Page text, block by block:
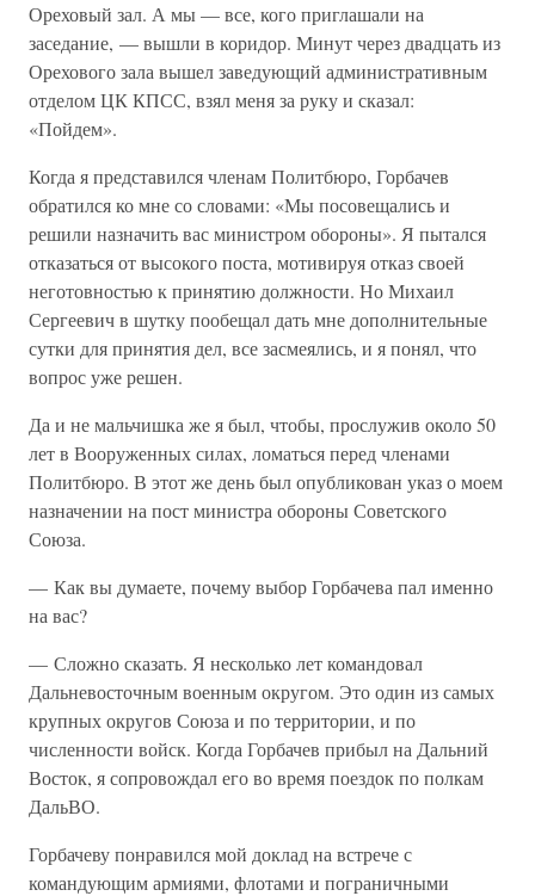
Ореховый зал. А мы — все, кого приглашали на
заседание, — вышли в коридор. Минут через двадцать из
Орехового зала вышел заведующий административным
отделом ЦК КПСС, взял меня за руку и сказал:
«Пойдем».
Когда я представился членам Политбюро, Горбачев
обратился ко мне со словами: «Мы посовещались и
решили назначить вас министром обороны». Я пытался
отказаться от высокого поста, мотивируя отказ своей
неготовностью к принятию должности. Но Михаил
Сергеевич в шутку пообещал дать мне дополнительные
сутки для принятия дел, все засмеялись, и я понял, что
вопрос уже решен.
Да и не мальчишка же я был, чтобы, прослужив около 50
лет в Вооруженных силах, ломаться перед членами
Политбюро. В этот же день был опубликован указ о моем
назначении на пост министра обороны Советского
Союза.
— Как вы думаете, почему выбор Горбачева пал именно
на вас?
— Сложно сказать. Я несколько лет командовал
Дальневосточным военным округом. Это один из самых
крупных округов Союза и по территории, и по
численности войск. Когда Горбачев прибыл на Дальний
Восток, я сопровождал его во время поездок по полкам
ДальВО.
Горбачеву понравился мой доклад на встрече с
командующим армиями, флотами и пограничными